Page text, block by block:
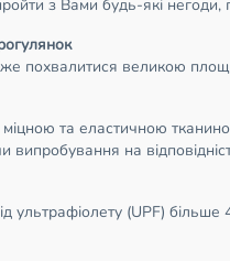
з Вами будь-які
похвалитися великою
та еластичною
випробування на
ультрафіолету (UPF)